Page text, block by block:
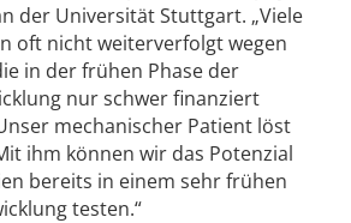
der Universität Stuttgart. „Viele
oft nicht weiterverfolgt wegen
in der frühen Phase der
nur schwer finanziert
mechanischer Patient löst
ihm können wir das Potenzial
bereits in einem sehr frühen
testen.“